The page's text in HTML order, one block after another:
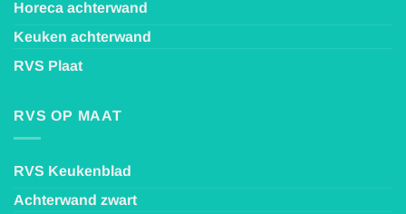
Horeca achterwand
Keuken achterwand
RVS Plaat
RVS OP MAAT
RVS Keukenblad
Achterwand zwart